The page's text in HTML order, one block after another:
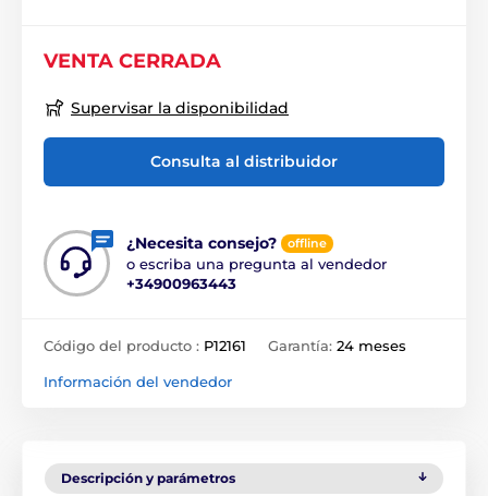
VENTA CERRADA
Supervisar la disponibilidad
Consulta al distribuidor
¿Necesita consejo? offline
o escriba una pregunta al vendedor
+34900963443
Código del producto : P12161 Garantía: 24 meses
Información del vendedor
Descripción y parámetros